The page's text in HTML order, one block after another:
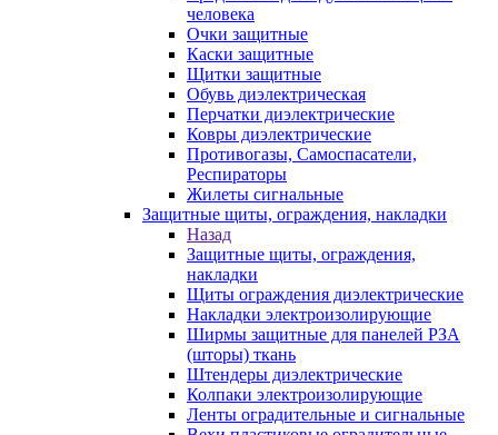
человека
Очки защитные
Каски защитные
Щитки защитные
Обувь диэлектрическая
Перчатки диэлектрические
Ковры диэлектрические
Противогазы, Самоспасатели,
Респираторы
Жилеты сигнальные
Защитные щиты, ограждения, накладки
Назад
Защитные щиты, ограждения,
накладки
Щиты ограждения диэлектрические
Накладки электроизолирующие
Ширмы защитные для панелей РЗА
(шторы) ткань
Штендеры диэлектрические
Колпаки электроизолирующие
Ленты оградительные и сигнальные